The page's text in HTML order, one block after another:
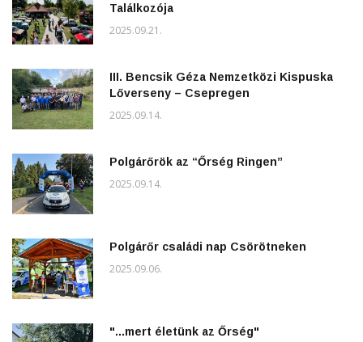
Találkozója
2025.09.21.
III. Bencsik Géza Nemzetközi Kispuska
Lőverseny – Csepregen
2025.09.14.
Polgárőrök az “Őrség Ringen”
2025.09.14.
Polgárőr családi nap Csörötneken
2025.09.06.
"...mert életünk az Őrség"